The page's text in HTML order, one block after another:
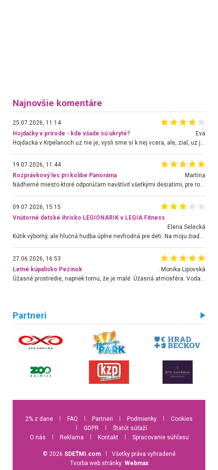
Najnovšie komentáre
25.07.2026, 11:14
Hojdačky v prírode - kde všade sú ukryté?
Eva
19.07.2026, 11:44
Rozprávkový les pri kolibe Panoráma
Martina
Nádherné miesto ktoré odporúčam navštíviť všetkými desiatimi, pre rodiny s deťmi, dôchodcom... Proste a jednoducho ozaj rozprávkový les.. určite ešte prídeme. Odniesli sme si na pamiatku krásne tričká,
09.07.2026, 15:15
Vnútorné detské ihrisko LEGIONARIK v LEGIA Fitness
Elena Selecká
Kútik výborný, ale hlučná hudba úplne nevhodná pre deti. Na moju žiadosť o aspoň sušenie nereagovali.
27.06.2026, 16:53
Letné kúpalisko Pezinok
. Monika Lipovská
Partneri
2% z dane FAQ Partneri Podmienky
Cookies
GDPR
Štatút súťaží
O nás
Reklama Kontakt Spracovanie súhlasu
© 2026 SDEŤMI.com
Všetky práva vyhradené
Tvorba web stránky: Webmax